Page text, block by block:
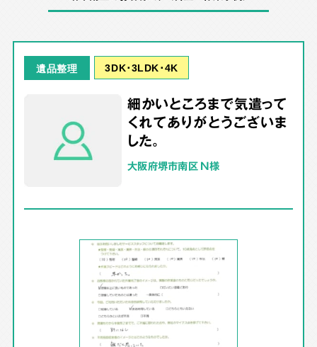
遺品整理 3DK･3LDK･4K
細かいところまで気遣って
くれてありがとうございま
した。
大阪府堺市南区 N様